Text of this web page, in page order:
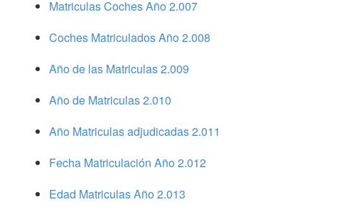
Matriculas Coches Año 2.007
Coches Matriculados Año 2.008
Año de las Matriculas 2.009
Año de Matriculas 2.010
Año Matriculas adjudicadas 2.011
Fecha Matriculación Año 2.012
Edad Matriculas Año 2.013